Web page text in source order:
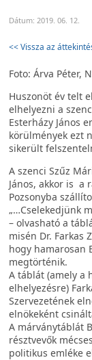
Dátum: 2019. 06. 12.
<< Vissza az
Foto: Árva Péter,
Huszonöt év telt
elhelyezni a
Esterházy János
körülmények ezt
sikerült
A szenci Szűz
János, akkor is a
Pozsonyba
„…Cselekedjünk
– olvasható a
misén Dr. Farkas
hogy hamarosan
megtörténik.
A táblát (amely a
elhelyezésre)
Szervezetének
elnökeként
A márványtáblát
résztvevők
politikus emléke